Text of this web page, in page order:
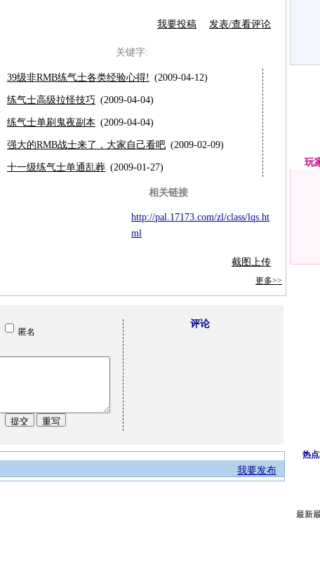
我要投稿 发表/查看评论
关键字:
39级非RMB练气士各类经验心得! (2009-04-12)
练气士高级拉怪技巧 (2009-04-04)
练气士单刷鬼夜副本 (2009-04-04)
强大的RMB战士来了，大家自己看吧 (2009-02-09)
十一级练气士单通乱葬 (2009-01-27)
相关链接
http://pal.17173.com/zl/class/lqs.ht
ml
截图上传
更多>>
匿名
评论
我要发布
热点
最新
玩